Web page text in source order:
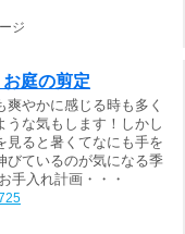
ジ
庭の剪定
やかに感じる時も多く
うな気もします！しかし
見ると暑くてなにも手を
ているのが気になる季
手入れ計画・・・